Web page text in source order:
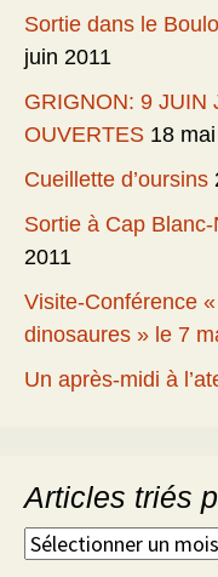
Sortie dans le
juin 2011
GRIGNON: 9 JUIN
OUVERTES 18
Cueillette d’oursins
Sortie à Cap
2011
Visite-Conférence
dinosaures » le 7
Un après-midi à
Articles triés
Articles